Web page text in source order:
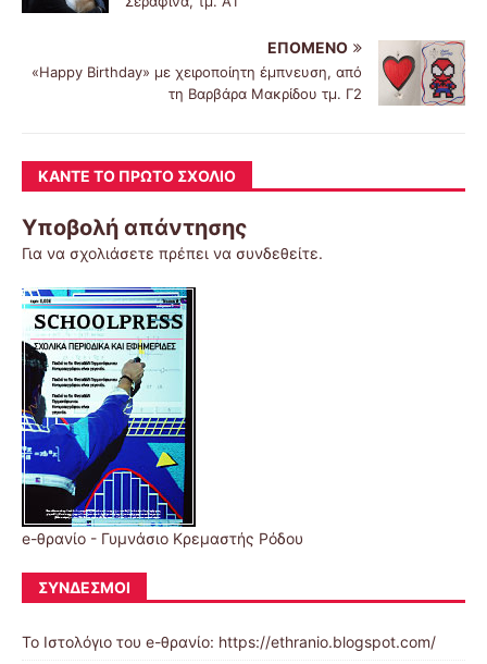
ΕΠΌΜΕΝΟ
«Happy Birthday» με χειροποίητη έμπνευση, από
τη Βαρβάρα Μακρίδου τμ. Γ2
ΚΆΝΤΕ ΤΟ ΠΡΏΤΟ ΣΧΌΛΙΟ
Υποβολή απάντησης
Για να σχολιάσετε πρέπει να συνδεθείτε.
e-θρανίο - Γυμνάσιο Κρεμαστής Ρόδου
ΣΎΝΔΕΣΜΟΙ
Το Ιστολόγιο του e-θρανίο: https://ethranio.blogspot.com/